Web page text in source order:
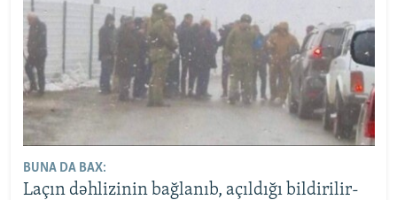
BUNA DA BAX:
Laçın dəhlizinin bağlanıb, açıldığı bildirilir-